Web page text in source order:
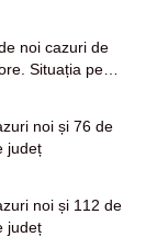
noi cazuri de
Situația pe
noi și 76 de
județ
județ